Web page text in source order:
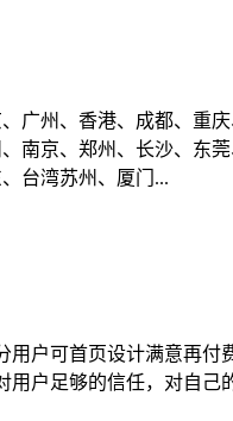
广州、香港、成都、重庆
南京、郑州、长沙、东莞
台湾苏州、厦门...
用户可首页设计满意再付
用户足够的信任，对自己